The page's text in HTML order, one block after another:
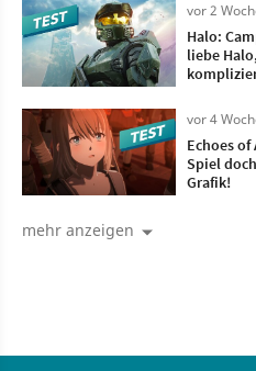
vor 2
Halo:
liebe
vor 4
Echoes of
Spiel
Grafik!
mehr anzeigen